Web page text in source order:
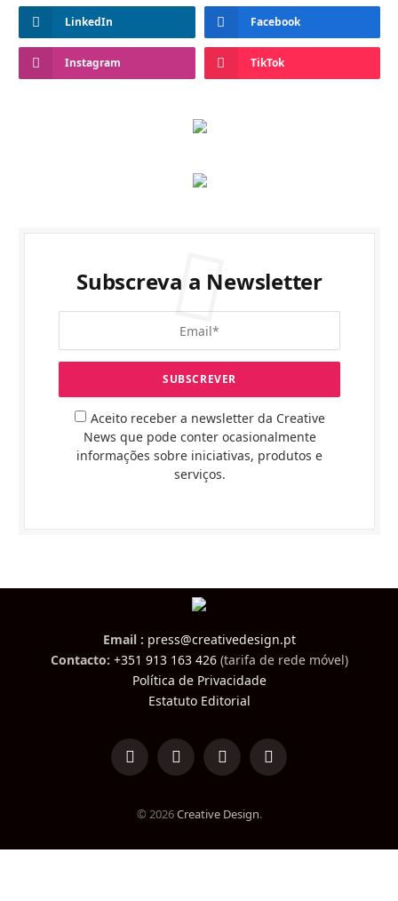
LinkedIn Facebook
Instagram TikTok
Subscreva a Newsletter
Aceito receber a newsletter da Creative
News que pode conter ocasionalmente
informações sobre iniciativas, produtos e
serviços.
Email : press@creativedesign.pt
Contacto: +351 913 163 426(tarifa de rede móvel)
Política de Privacidade
Estatuto Editorial
LinkedInFacebookInstagramTikTok
© 2026Creative Design.